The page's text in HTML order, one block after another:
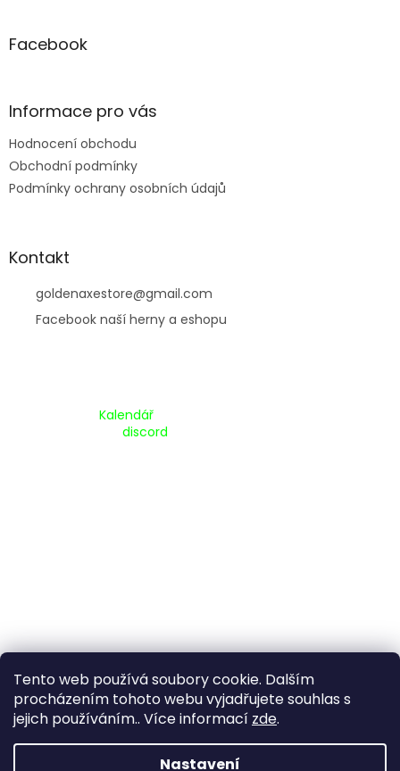
Tento web používá soubory cookie. Dalším
procházením tohoto webu vyjadřujete souhlas s
jejich používáním.. Více informací zde.
Nastavení
aFacebook
Informace pro vás
Hodnocení obchodu
Obchodní podmínky
Podmínky ochrany osobních údajů
Kontakt
goldenaxestore@gmail.com
Facebook naší herny a eshopu
Kalendář
discord
Vytvořil Shoptet